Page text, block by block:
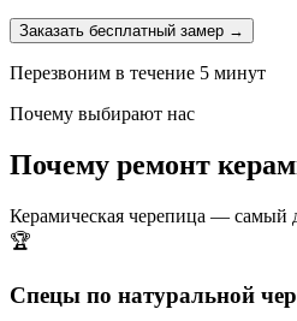
Заказать бесплатный замер →
Перезвоним в течение 5 минут
Почему выбирают нас
Почему ремонт
Керамическая черепица — самый
🏆
Спецы по натуральной